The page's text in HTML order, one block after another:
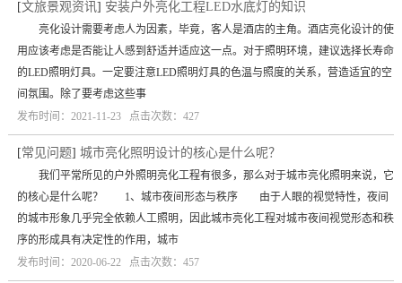
[文旅景观资讯] 安装户外亮化工程LED水底灯的知识
亮化设计需要考虑人为因素，毕竟，客人是酒店的主角。酒店亮化设计的使
用应该考虑是否能让人感到舒适并适应这一点。对于照明环境，建议选择长寿命
的LED照明灯具。一定要注意LED照明灯具的色温与照度的关系，营造适宜的空
间氛围。除了要考虑这些事
发布时间：2021-11-23 点击次数：427
[常见问题] 城市亮化照明设计的核心是什么呢？
我们平常所见的户外照明亮化工程有很多，那么对于城市亮化照明来说，它
的核心是什么呢？ 1、城市夜间形态与秩序 由于人眼的视觉特性，夜间
的城市形象几乎完全依赖人工照明，因此城市亮化工程对城市夜间视觉形态和秩
序的形成具有决定性的作用，城市
发布时间：2020-06-22 点击次数：457